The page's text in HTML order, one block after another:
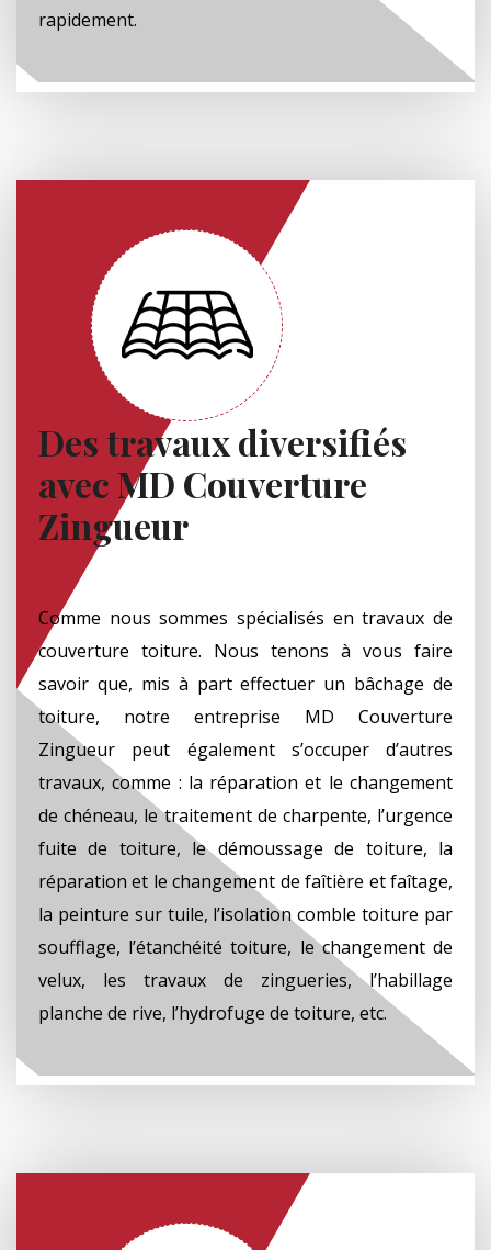
rapidement.
Des travaux diversifiés
avec MD Couverture
Zingueur
Comme nous sommes spécialisés en travaux de
couverture toiture. Nous tenons à vous faire
savoir que, mis à part effectuer un bâchage de
toiture, notre entreprise MD Couverture
Zingueur peut également s’occuper d’autres
travaux, comme : la réparation et le changement
de chéneau, le traitement de charpente, l’urgence
fuite de toiture, le démoussage de toiture, la
réparation et le changement de faîtière et faîtage,
la peinture sur tuile, l’isolation comble toiture par
soufflage, l’étanchéité toiture, le changement de
velux, les travaux de zingueries, l’habillage
planche de rive, l’hydrofuge de toiture, etc.